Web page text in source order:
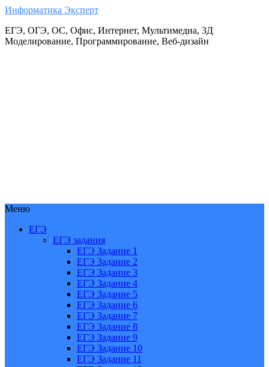
Информатика Эксперт
ЕГЭ, ОГЭ, ОС, Офис, Интернет, Мультимедиа, 3Д
Моделирование, Программирование, Веб-дизайн
Меню
ЕГЭ
ЕГЭ задания
ЕГЭ Задание 1
ЕГЭ Задание 2
ЕГЭ Задание 3
ЕГЭ Задание 4
ЕГЭ Задание 5
ЕГЭ Задание 6
ЕГЭ Задание 7
ЕГЭ Задание 8
ЕГЭ Задание 9
ЕГЭ Задание 10
ЕГЭ Задание 11